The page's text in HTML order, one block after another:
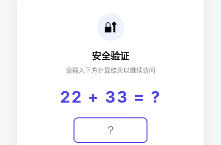
🔐
安全验证
请输入下方计算结果以继续访问
22 + 33 = ?